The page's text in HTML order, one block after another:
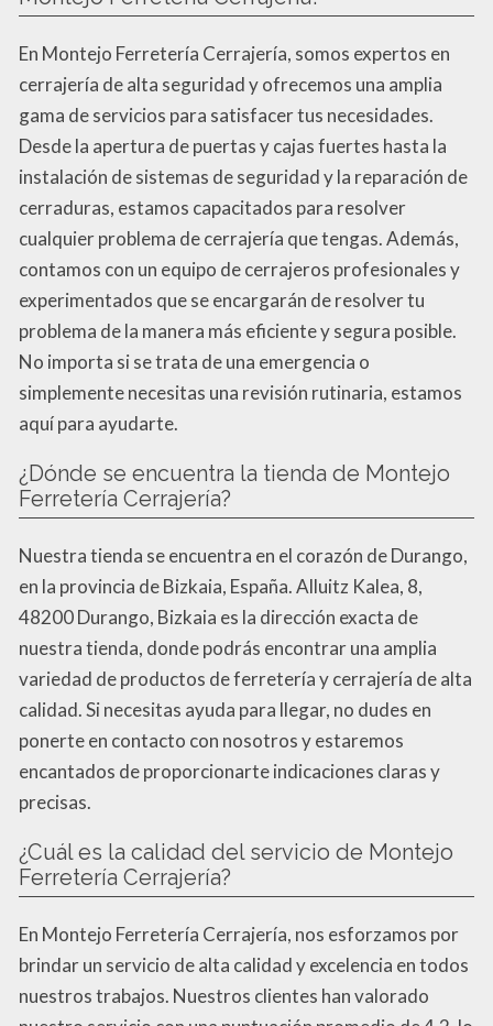
En Montejo Ferretería Cerrajería, somos expertos en
cerrajería de alta seguridad y ofrecemos una amplia
gama de servicios para satisfacer tus necesidades.
Desde la apertura de puertas y cajas fuertes hasta la
instalación de sistemas de seguridad y la reparación de
cerraduras, estamos capacitados para resolver
cualquier problema de cerrajería que tengas. Además,
contamos con un equipo de cerrajeros profesionales y
experimentados que se encargarán de resolver tu
problema de la manera más eficiente y segura posible.
No importa si se trata de una emergencia o
simplemente necesitas una revisión rutinaria, estamos
aquí para ayudarte.
¿Dónde se encuentra la tienda de Montejo
Ferretería Cerrajería?
Nuestra tienda se encuentra en el corazón de Durango,
en la provincia de Bizkaia, España. Alluitz Kalea, 8,
48200 Durango, Bizkaia es la dirección exacta de
nuestra tienda, donde podrás encontrar una amplia
variedad de productos de ferretería y cerrajería de alta
calidad. Si necesitas ayuda para llegar, no dudes en
ponerte en contacto con nosotros y estaremos
encantados de proporcionarte indicaciones claras y
precisas.
¿Cuál es la calidad del servicio de Montejo
Ferretería Cerrajería?
En Montejo Ferretería Cerrajería, nos esforzamos por
brindar un servicio de alta calidad y excelencia en todos
nuestros trabajos. Nuestros clientes han valorado